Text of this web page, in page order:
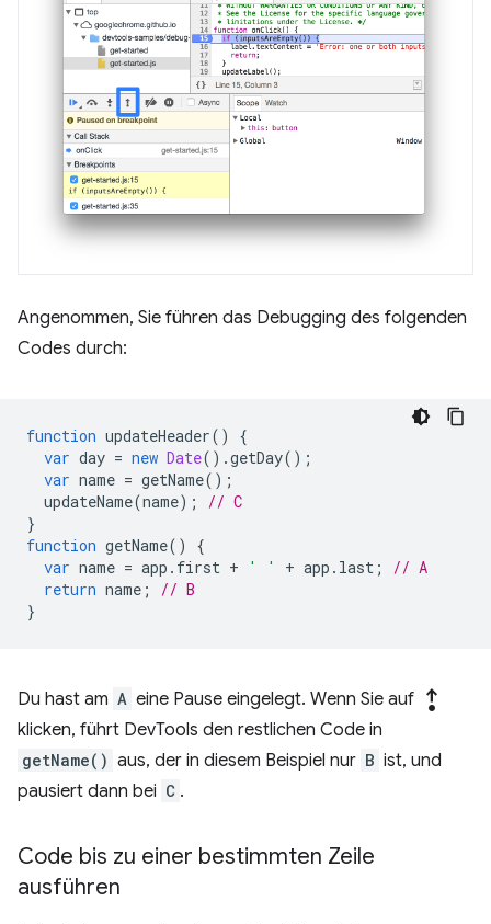
Angenommen, Sie führen das Debugging des folgenden
Codes durch:
function updateHeader()
{
var day = new Date().getDay();
var name = getName();
updateName(name);
// C
}
function getName()
{
var name = app . first + ' ' + app . last ;
// A
return name ;
// B
}
Du hast am A eine Pause eingelegt. Wenn Sie auf step_out
klicken, führt DevTools den restlichen Code in
getName() aus, der in diesem Beispiel nur B ist, und
pausiert dann bei C .
Code bis zu einer bestimmten Zeile
ausführen